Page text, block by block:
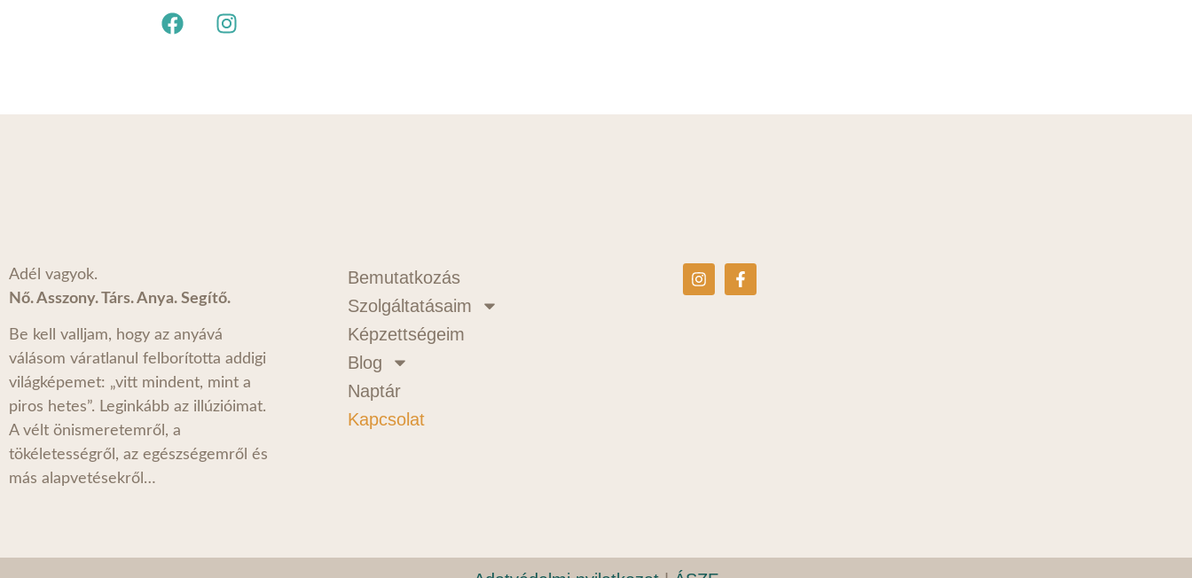
Adél vagyok.
Nő. Asszony. Társ. Anya. Segítő.
Be kell valljam, hogy az anyává
válásom váratlanul felborította addigi
világképemet: „vitt mindent, mint a
piros hetes”. Leginkább az illúzióimat.
A vélt önismeretemről, a
tökéletességről, az egészségemről és
más alapvetésekről…
Bemutatkozás
Szolgáltatásaim
Képzettségeim
Blog
Naptár
Kapcsolat